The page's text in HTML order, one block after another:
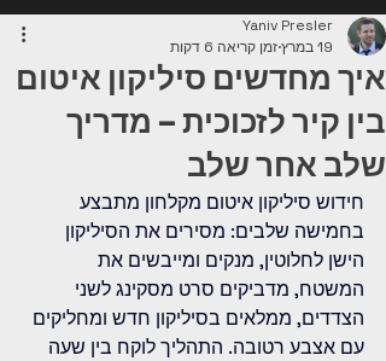
איך מחדשים סיליקון איטום
בין קיר לזכוכית – מדריך
שלב אחר שלב
Yaniv Presler
19 במרץ
זמן קריאה 6 דקות
חידוש סיליקון איטום מקלחון מתבצע
בחמישה שלבים: מסירים את הסיליקון
הישן לחלוטין, מנקים ומייבשים את
המשטח, מדביקים סרט מסקינג לשני
הצדדים, ממלאים בסיליקון חדש ומחליקים
עם אצבע רטובה. התהליך לוקח בין שעה